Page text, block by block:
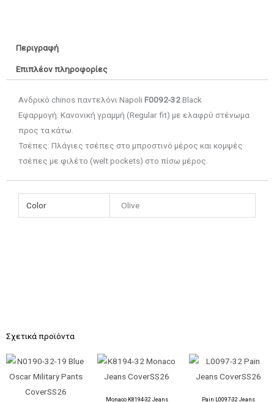
Περιγραφή
Επιπλέον πληροφορίες
Ανδρικό chinos παντελόνι NapoliF0092-32Black
Εφαρμογή: Κανονική γραμμή (Regular fit) με ελαφρύ στένωμα
προς τα κάτω.
Τσέπες: Πλάγιες τσέπες στο μπροστινό μέρος και κομψές
τσέπες με φιλέτο (welt pockets) στο πίσω μέρος.
Color Olive
Σχετικά προϊόντα
Monaco K8194-32 Jeans Pain L0097-32 Jeans